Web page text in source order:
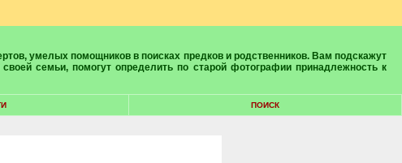
семьи, помогут определить по старой фотографии принадлежность к
ПОИСК